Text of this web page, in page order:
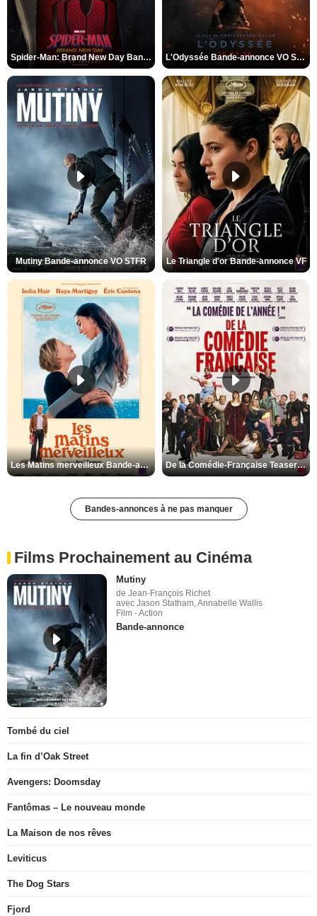
Spider-Man: Brand New Day Bande-annonce VO STFR L'Odyssée Bande-annonce VO STFR
Mutiny Bande-annonce VO STFR Le Triangle d'or Bande-annonce VF
Les Matins merveilleux Bande-annonce VF De la Comédie-Française Teaser VF
Bandes-annonces à ne pas manquer
Films Prochainement au Cinéma
Mutiny
de Jean-François Richet
avec Jason Statham, Annabelle Wallis
Film - Action
Bande-annonce
Tombé du ciel
La fin d’Oak Street
Avengers: Doomsday
Fantômas – Le nouveau monde
La Maison de nos rêves
Leviticus
The Dog Stars
Fjord